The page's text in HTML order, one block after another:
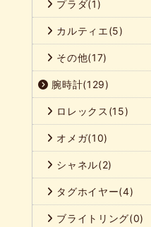
プラダ(1)
カルティエ(5)
その他(17)
腕時計(129)
ロレックス(15)
オメガ(10)
シャネル(2)
タグホイヤー(4)
ブライトリング(0)